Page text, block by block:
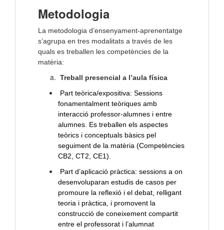
Metodologia
La metodologia d’ensenyament-aprenentatge
s’agrupa en tres modalitats a través de les
quals es treballen les competències de la
matèria:
Treball presencial a l’aula física
Part teòrica/expositiva: Sessions
fonamentalment teòriques amb
interacció professor-alumnes i entre
alumnes. Es treballen els aspectes
teòrics i conceptuals bàsics pel
seguiment de la matèria (Competències
CB2, CT2, CE1).
Part d’aplicació pràctica: sessions a on
desenvoluparan estudis de casos per
promoure la reflexió i el debat, relligant
teoria i pràctica, i promovent la
construcció de coneixement compartit
entre el professorat i l’alumnat